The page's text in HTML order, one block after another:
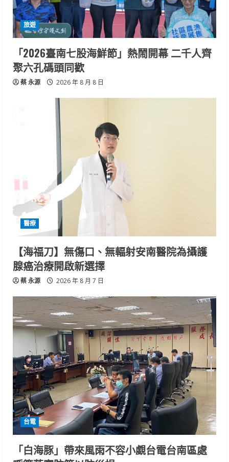
旅遊
「2026臺南七股海鮮節」熱鬧開幕 二千人齊
聚六孔碼頭同歡
蔡 永源 2026 年 8 月 8 日
醫療
【海福刀】無傷口、無輻射安南醫院為攝護
腺癌治療開啟新選擇
蔡 永源 2026 年 8 月 7 日
台電
「白海豚」帶來風雨不容小覷台電台南區處